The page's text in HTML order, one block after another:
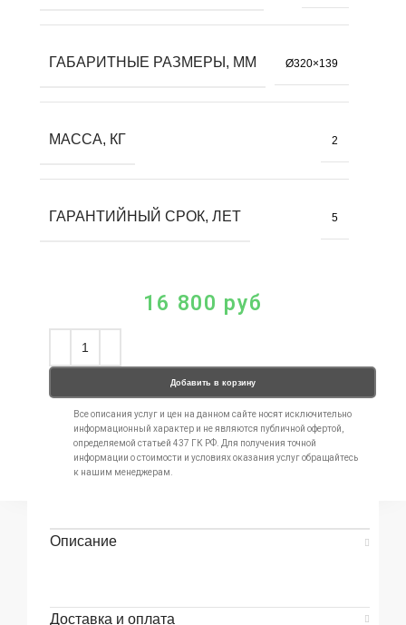
ГАБАРИТНЫЕ РАЗМЕРЫ, ММ Ø320×139
МАССА, КГ 2
ГАРАНТИЙНЫЙ СРОК, ЛЕТ 5
16 800 руб
Добавить в корзину
Все описания услуг и цен на данном сайте носят исключительно
информационный характер и не являются публичной офертой,
определяемой статьей 437 ГК РФ. Для получения точной
информации о стоимости и условиях оказания услуг обращайтесь
к нашим менеджерам.
Описание
Доставка и оплата